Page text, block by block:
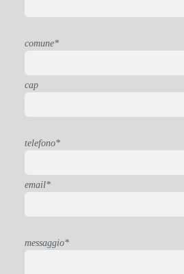
comune*
cap
telefono*
email*
messaggio*